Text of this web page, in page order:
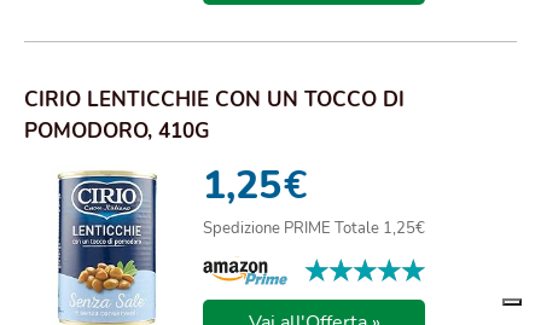
CIRIO LENTICCHIE CON UN TOCCO DI
POMODORO, 410G
1,25€
Spedizione PRIME Totale 1,25€
★★★★★
★★★★★